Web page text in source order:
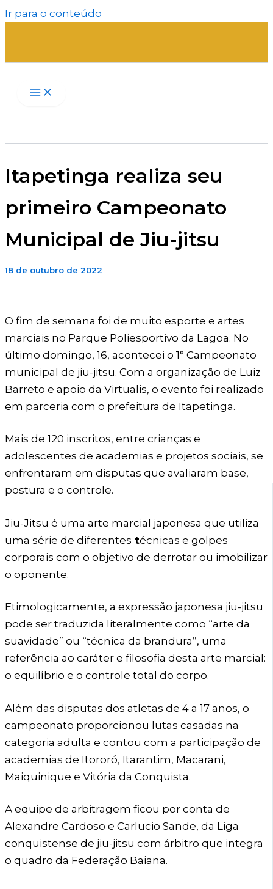
Ir para o conteúdo
Itapetinga realiza seu
primeiro Campeonato
Municipal de Jiu-jitsu
18 de outubro de 2022
O fim de semana foi de muito esporte e artes
marciais no Parque Poliesportivo da Lagoa. No
último domingo, 16, acontecei o 1° Campeonato
municipal de jiu-jitsu. Com a organização de Luiz
Barreto e apoio da Virtualis, o evento foi realizado
em parceria com o prefeitura de Itapetinga.
Mais de 120 inscritos, entre crianças e
adolescentes de academias e projetos sociais, se
enfrentaram em disputas que avaliaram base,
postura e o controle.
Jiu-Jitsu é uma arte marcial japonesa que utiliza
uma série de diferentes técnicas e golpes
corporais com o objetivo de derrotar ou imobilizar
o oponente.
Etimologicamente, a expressão japonesa jiu-jitsu
pode ser traduzida literalmente como “arte da
suavidade” ou “técnica da brandura”, uma
referência ao caráter e filosofia desta arte marcial:
o equilíbrio e o controle total do corpo.
Além das disputas dos atletas de 4 a 17 anos, o
campeonato proporcionou lutas casadas na
categoria adulta e contou com a participação de
academias de Itororó, Itarantim, Macarani,
Maiquinique e Vitória da Conquista.
A equipe de arbitragem ficou por conta de
Alexandre Cardoso e Carlucio Sande, da Liga
conquistense de jiu-jitsu com árbitro que integra
o quadro da Federação Baiana.